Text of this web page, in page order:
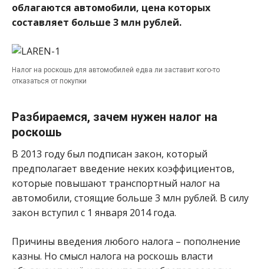
облагаются автомобили, цена которых
составляет больше 3 млн рублей.
Налог на роскошь для автомобилей едва ли заставит кого-то
отказаться от покупки
Разбираемся, зачем нужен налог на
роскошь
В 2013 году был подписан закон, который
предполагает введение неких коэффициентов,
которые повышают транспортный налог на
автомобили, стоящие больше 3 млн рублей. В силу
закон вступил с 1 января 2014 года.
Причины введения любого налога – пополнение
казны. Но смысл налога на роскошь власти